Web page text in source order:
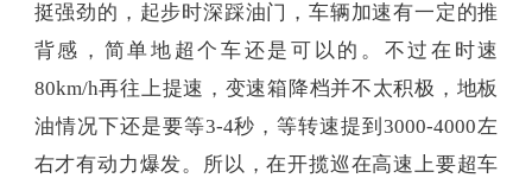
挺强劲的，起步时深踩油门，车辆加速有一定的推
背感，简单地超个车还是可以的。不过在时速
80km/h再往上提速，变速箱降档并不太积极，地板
油情况下还是要等3-4秒，等转速提到3000-4000左
右才有动力爆发。所以，在开揽巡在高速上要超车